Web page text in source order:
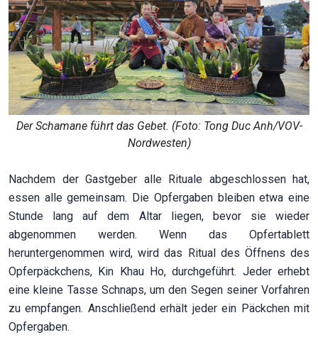
Der Schamane führt das Gebet. (Foto: Tong Duc Anh/VOV-
Nordwesten)
Nachdem der Gastgeber alle Rituale abgeschlossen hat,
essen alle gemeinsam. Die Opfergaben bleiben etwa eine
Stunde lang auf dem Altar liegen, bevor sie wieder
abgenommen werden. Wenn das Opfertablett
heruntergenommen wird, wird das Ritual des Öffnens des
Opferpäckchens, Kin Khau Ho, durchgeführt. Jeder erhebt
eine kleine Tasse Schnaps, um den Segen seiner Vorfahren
zu empfangen. Anschließend erhält jeder ein Päckchen mit
Opfergaben.